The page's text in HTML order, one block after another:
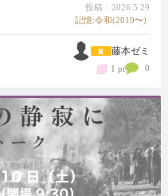
投稿：2026.5.29
記憶:令和(2019〜)
藤本ゼミ
1 pt 0